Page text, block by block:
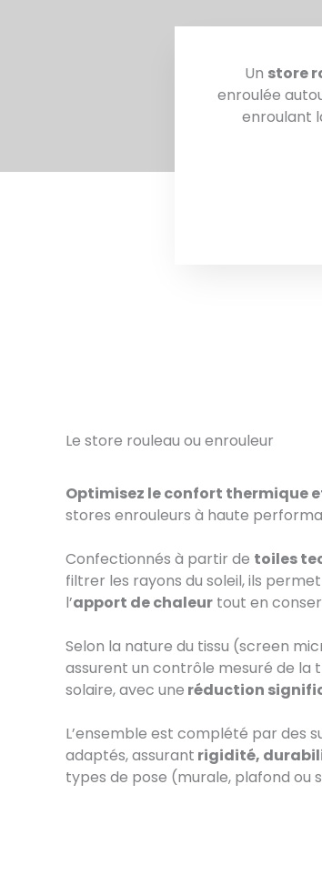
Un store
enroulée
enroulant
Le store rouleau ou enrouleur
Optimisez le confort thermique
stores enrouleurs à haute
Confectionnés à partir de toiles
filtrer les rayons du soleil, ils
l’apport de chaleur tout en
Selon la nature du tissu (screen
assurent un contrôle mesuré de la
solaire, avec une réduction
L’ensemble est complété par des
adaptés, assurant rigidité,
types de pose (murale, plafond ou